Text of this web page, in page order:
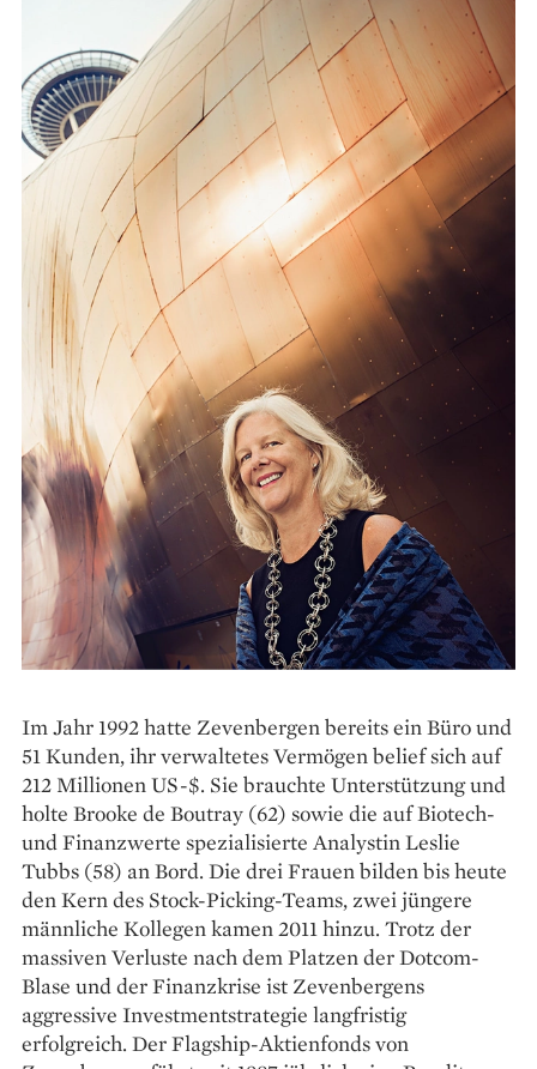
Im Jahr 1992 hatte Zevenbergen bereits ein Büro und
51 Kunden, ihr verwaltetes Vermögen belief sich auf
212 Millionen US-$. Sie brauchte Unterstützung und
holte Brooke de Boutray (62) sowie die auf Biotech-
und Finanzwerte spezialisierte Analystin Leslie
Tubbs (58) an Bord. Die drei Frauen bilden bis heute
den Kern des Stock-Picking-Teams, zwei jüngere
männliche Kollegen kamen 2011 hinzu. Trotz der
massiven Verluste nach dem Platzen der Dotcom-
Blase und der Finanzkrise ist Zevenbergens
aggressive Investmentstrategie langfristig
erfolgreich. Der Flagship-Aktienfonds von